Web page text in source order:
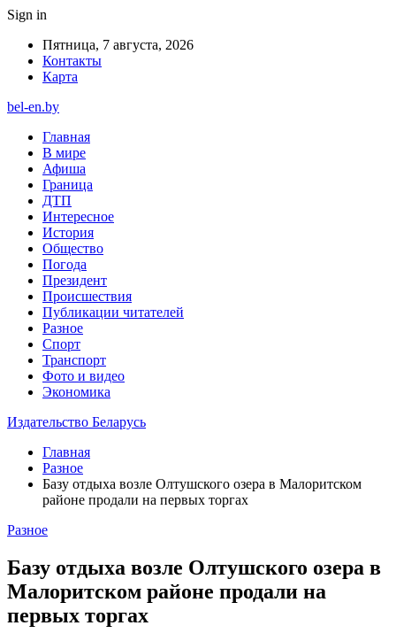
Sign in
Пятница, 7 августа, 2026
Контакты
Карта
bel-en.by
Главная
В мире
Афиша
Граница
ДТП
Интересное
История
Общество
Погода
Президент
Происшествия
Публикации читателей
Разное
Спорт
Транспорт
Фото и видео
Экономика
Издательство Беларусь
Главная
Разное
Базу отдыха возле Олтушского озера в Малоритском
районе продали на первых торгах
Разное
Базу отдыха возле Олтушского озера в
Малоритском районе продали на
первых торгах